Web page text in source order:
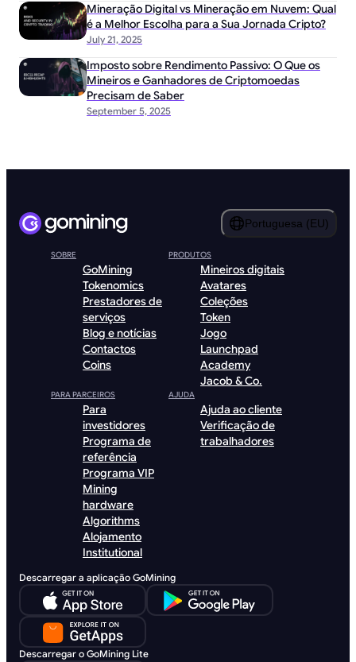
July 21, 2025
Mineração Digital vs Mineração em Nuvem: Qual
é a Melhor Escolha para a Sua Jornada Cripto?
September 5, 2025
Imposto sobre Rendimento Passivo: O Que os
Mineiros e Ganhadores de Criptomoedas
Precisam de Saber
Portuguesa (EU)
SOBRE
GoMining
Tokenomics
Prestadores de
serviços
Blog e notícias
Contactos
Coins
PRODUTOS
Mineiros digitais
Avatares
Coleções
Token
Jogo
Launchpad
Academy
Jacob & Co.
PARA PARCEIROS
Para
investidores
Programa de
referência
Programa VIP
Mining
hardware
Algorithms
Alojamento
Institutional
AJUDA
Ajuda ao cliente
Verificação de
trabalhadores
Descarregar a aplicação GoMining
Descarregar o GoMining Lite